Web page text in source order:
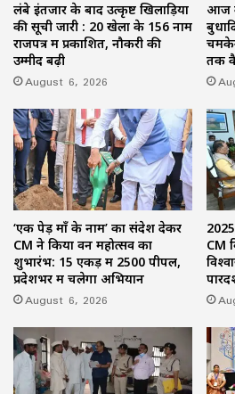
लंबे इंतजार के बाद उत्कृष्ट खिलाड़ियों
की सूची जारी : 20 खेलों के 156 नाम
राजपत्र में प्रकाशित, नौकरी की
उम्मीद बढ़ी
August 6, 2026
आज
तक
‘एक पेड़ माँ के नाम’ का संदेश देकर
CM ने किया वन महोत्सव का
शुभारंभ: 15 एकड़ में 2500 पीपल,
प्रदेशभर में चलेगा अभियान
August 6, 2026
CM